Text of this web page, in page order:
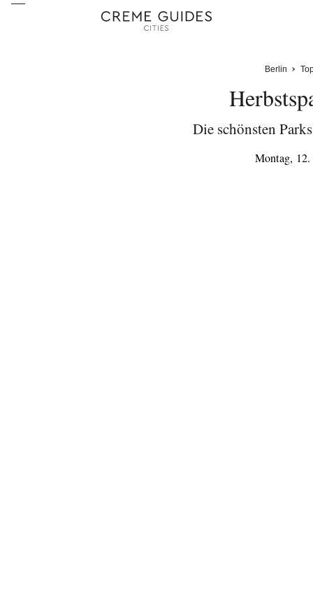
Berlin
Die schönsten
Montag,